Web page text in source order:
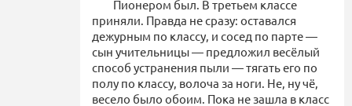
Пионером был. В третьем классе
приняли. Правда не сразу: оставался
дежурным по классу, и сосед по парте —
сын учительницы — предложил весёлый
способ устранения пыли — тягать его по
полу по классу, волоча за ноги. Не, ну чё,
весело было обоим. Пока не зашла в класс